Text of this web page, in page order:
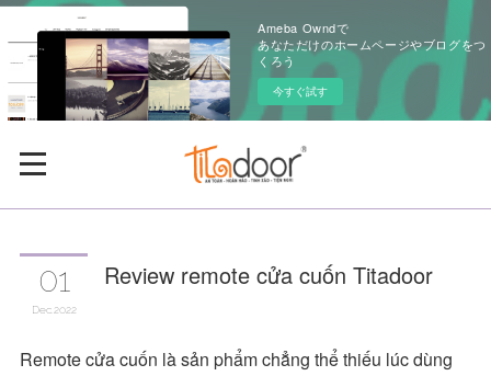
Ameba Owndで
あなただけのホームページやブログをつ
くろう
今すぐ試す
01
Dec 2022
Review remote cửa cuốn Titadoor
Remote cửa cuốn là sản phẩm chẳng thể thiếu lúc dùng